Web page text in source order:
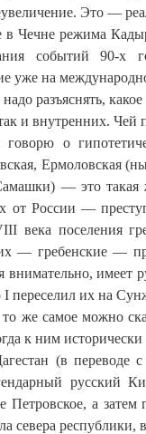
Это —
в Чечне режима
событий 90-х
уже на
разъяснять,
и внутренних. Чей
о
Ермоловская
— это такая
от России —
века поселения
— гребенские —
внимательно, имеет
I переселил их на
же самое можно
к ним
(в переводе
русский
Петровское, а
севера